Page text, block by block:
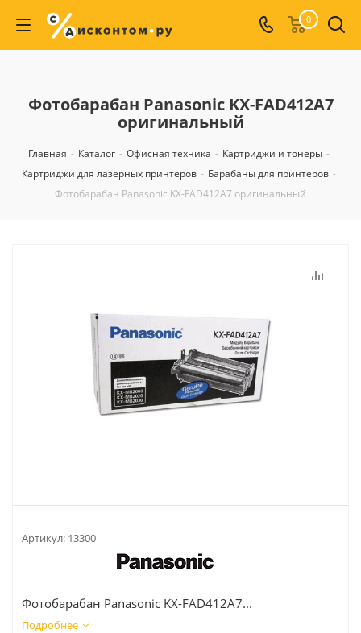
0
Фотобарабан Panasonic KX-FAD412A7
оригинальный
Главная - Каталог - Офисная техника - Картриджи и тонеры -
Картриджи для лазерных принтеров - Барабаны для принтеров -
Фотобарабан Panasonic KX-FAD412A7 оригинальный
Артикул: 13300
Фотобарабан Panasonic KX-FAD412A7...
Подробнее